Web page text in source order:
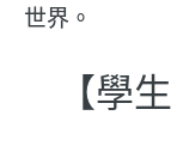
世界。
【學